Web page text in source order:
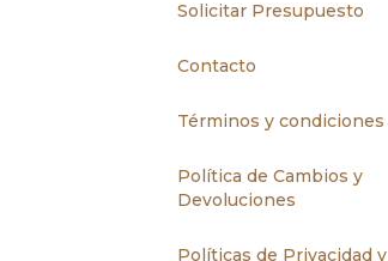
Solicitar Presupuesto
Contacto
Términos y condiciones
Política de Cambios y
Devoluciones
Políticas de Privacidad y